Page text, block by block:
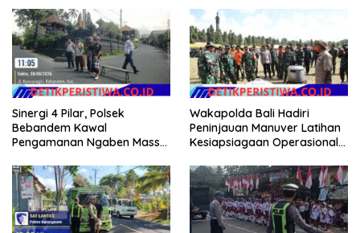
Warga Kurang Mampu
Kamtibmas di Dangin Sema II
Sinergi 4 Pilar, Polsek
Bebandem Kawal
Pengamanan Ngaben Massal
Tihingan
Wakapolda Bali Hadiri
Peninjauan Manuver Latihan
Kesiapsiagaan Operasional